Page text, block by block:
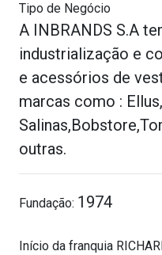
Tipo de Negócio
A INBRANDS S.A
industrialização e
e acessórios de
marcas como :
outras.
Fundação: 1974
Início da franquia